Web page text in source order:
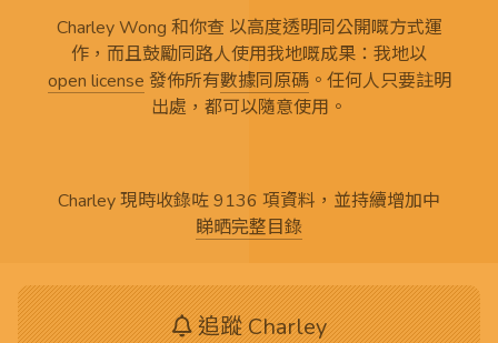
Charley Wong 和你查 以高度透明同公開嘅方式運
作，而且鼓勵同路人使用我地嘅成果：我地以
open license 發佈所有數據同原碼。任何人只要註明
出處，都可以隨意使用。
Charley 現時收錄咗 9136 項資料，並持續增加中
睇晒完整目錄
追蹤 Charley